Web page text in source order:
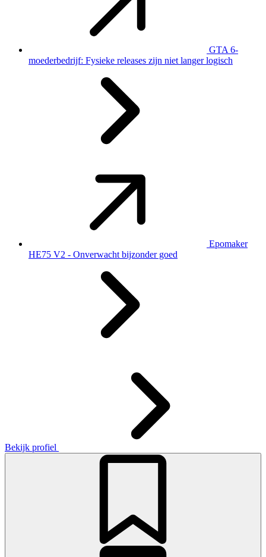
GTA 6-
moederbedrijf: Fysieke releases zijn niet langer logisch
Epomaker
HE75 V2 - Onverwacht bijzonder goed
Bekijk profiel